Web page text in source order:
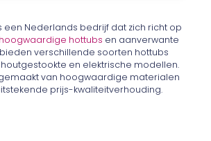
een Nederlands bedrijf dat zich richt op
hoogwaardige hottubs en aanverwante
verschillende soorten hottubs
en elektrische modellen.
van hoogwaardige materialen
prijs-kwaliteitverhouding.